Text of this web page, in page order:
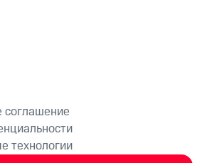
соглашение
технологии